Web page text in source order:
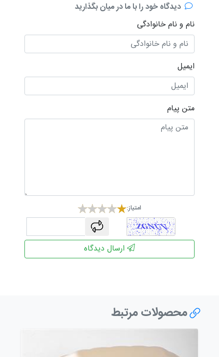
دیدگاه خود را با ما در میان بگذارید
نام و نام خانوادگی
ایمیل
متن پیام
امتیاز:
captcha
ارسال دیدگاه
محصولات مرتبط